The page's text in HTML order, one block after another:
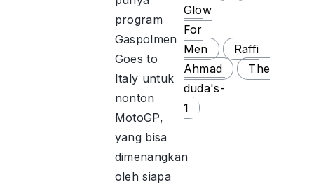
program
Gaspolmen
Goes to
Italy untuk
nonton
MotoGP,
yang bisa
dimenangkan
oleh siapa
Glow
For
Men
Raffi
Ahmad
The
duda's-
1